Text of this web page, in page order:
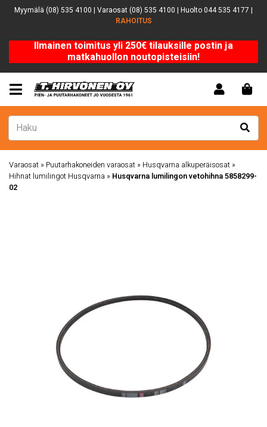
Myymälä (08) 535 4100 | Varaosat (08) 535 4100 | Huolto 044 535 4177 |
RAHOITUS
Ilmainen toimitus yli 250€ tilauksille postin ja
matkahuollon noutopisteisiin!
Varaosat » Puutarhakoneiden varaosat » Husqvarna alkuperäisosat »
Hihnat lumilingot Husqvarna » Husqvarna lumilingon vetohihna 5858299-
02